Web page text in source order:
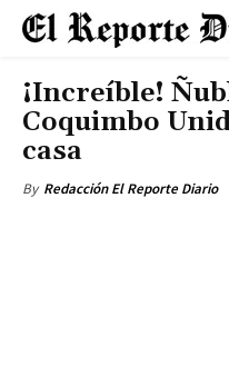
¡Increíble!
Coquimbo
casa
By Redacción El Reporte Diario